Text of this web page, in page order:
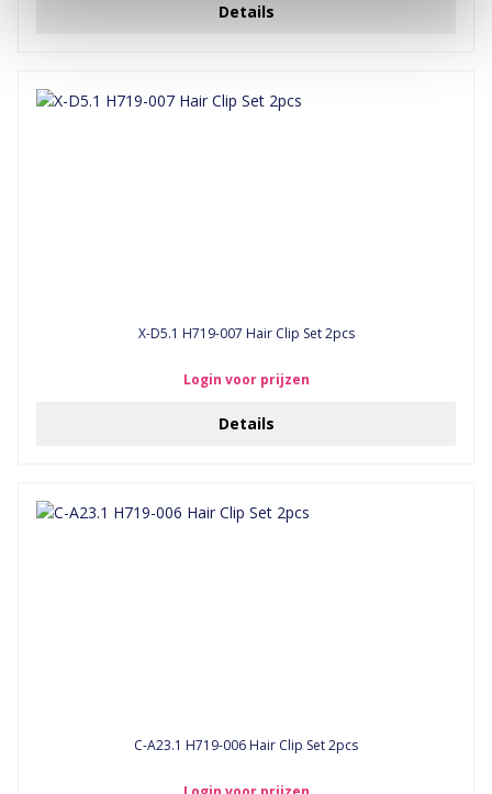
Details
X-D5.1 H719-007 Hair Clip Set 2pcs
Login voor prijzen
Details
C-A23.1 H719-006 Hair Clip Set 2pcs